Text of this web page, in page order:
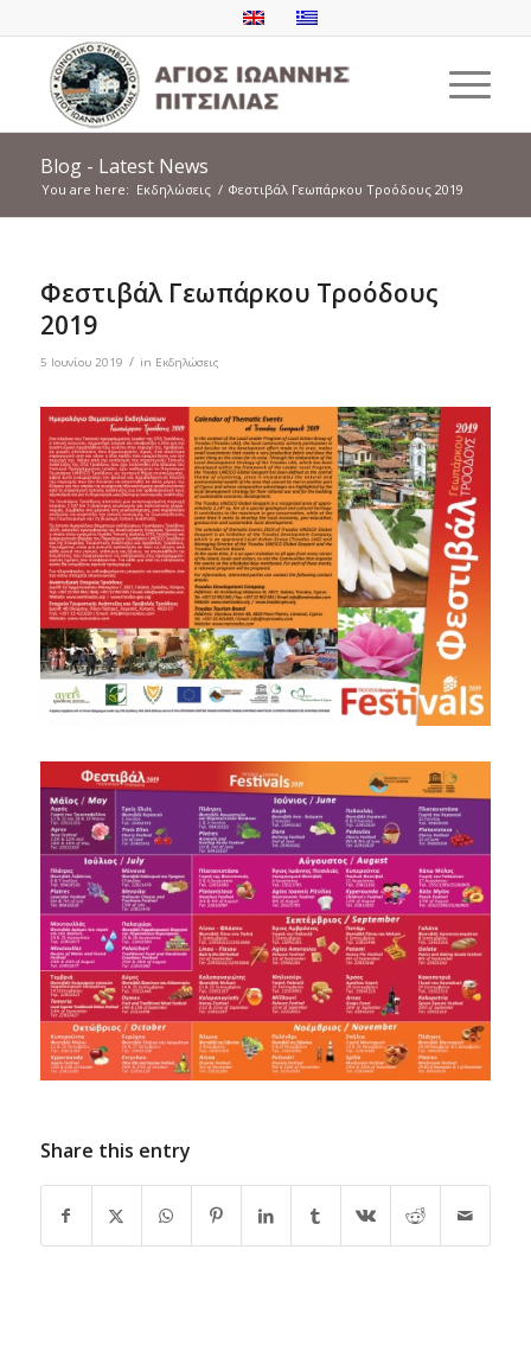
Blog - Latest News
You are here: Εκδηλώσεις / Φεστιβάλ Γεωπάρκου Τροόδους 2019
Φεστιβάλ Γεωπάρκου Τροόδους
2019
5 Ιουνίου 2019 / in Εκδηλώσεις
Share this entry